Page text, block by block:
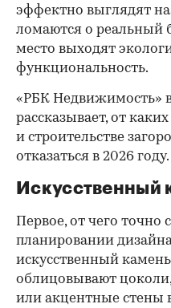
эффектно выглядят на
ломаются о реальный
место выходят
функциональность.
«РБК Недвижимость»
рассказывает, от
и строительстве
отказаться в 2026 году.
Искусственный
Первое, от чего точно
планировании
искусственный
облицовывают
или акцентные стены